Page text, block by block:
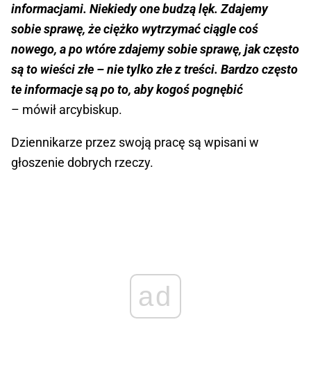
informacjami. Niekiedy one budzą lęk. Zdajemy
sobie sprawę, że ciężko wytrzymać ciągle coś
nowego, a po wtóre zdajemy sobie sprawę, jak często
są to wieści złe – nie tylko złe z treści. Bardzo często
te informacje są po to, aby kogoś pognębić
– mówił arcybiskup.
Dziennikarze przez swoją pracę są wpisani w
głoszenie dobrych rzeczy.
ad